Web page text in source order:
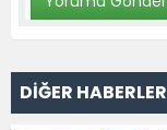
DİĞER HABERLER